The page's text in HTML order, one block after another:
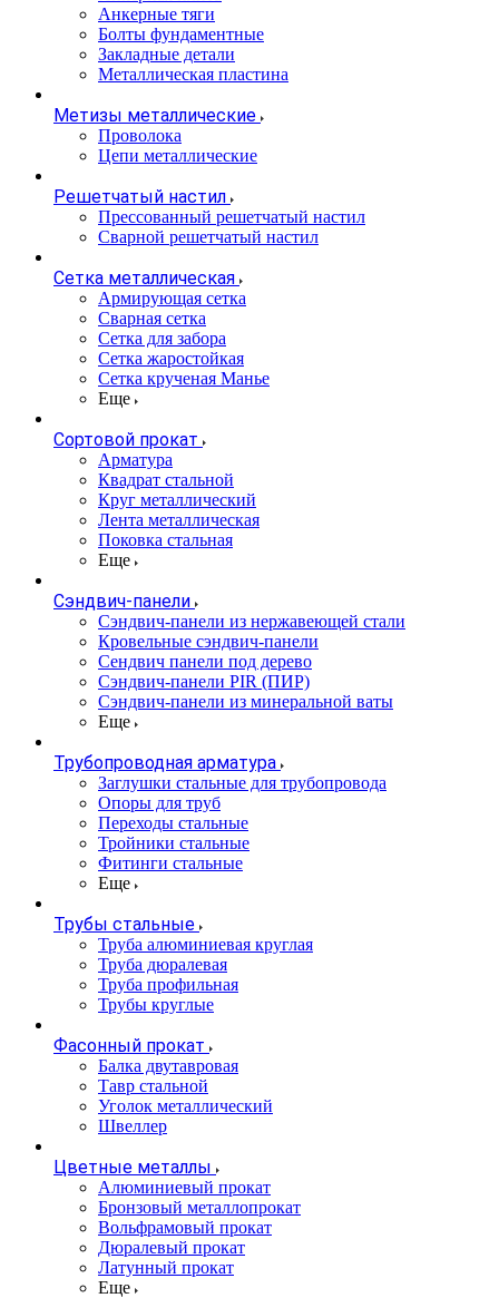
Анкерные тяги
Болты фундаментные
Закладные детали
Металлическая пластина
Метизы металлические
Проволока
Цепи металлические
Решетчатый настил
Прессованный решетчатый настил
Сварной решетчатый настил
Сетка металлическая
Армирующая сетка
Сварная сетка
Сетка для забора
Сетка жаростойкая
Сетка крученая Манье
Еще
Сортовой прокат
Арматура
Квадрат стальной
Круг металлический
Лента металлическая
Поковка стальная
Еще
Сэндвич-панели
Cэндвич-панели из нержавеющей стали
Кровельные сэндвич-панели
Сендвич панели под дерево
Сэндвич-панели PIR (ПИР)
Сэндвич-панели из минеральной ваты
Еще
Трубопроводная арматура
Заглушки стальные для трубопровода
Опоры для труб
Переходы стальные
Тройники стальные
Фитинги стальные
Еще
Трубы стальные
Труба алюминиевая круглая
Труба дюралевая
Труба профильная
Трубы круглые
Фасонный прокат
Балка двутавровая
Тавр стальной
Уголок металлический
Швеллер
Цветные металлы
Алюминиевый прокат
Бронзовый металлопрокат
Вольфрамовый прокат
Дюралевый прокат
Латунный прокат
Еще